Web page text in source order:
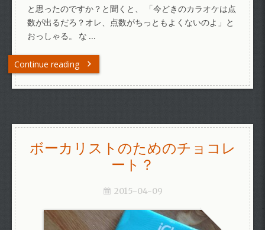
と思ったのですか？と聞くと、 「今どきのカラオケは点
数が出るだろ？オレ、点数がちっともよくないのよ」と
おっしゃる。 な …
Continue reading
ボーカリストのためのチョコレ
ート？
2015-04-09